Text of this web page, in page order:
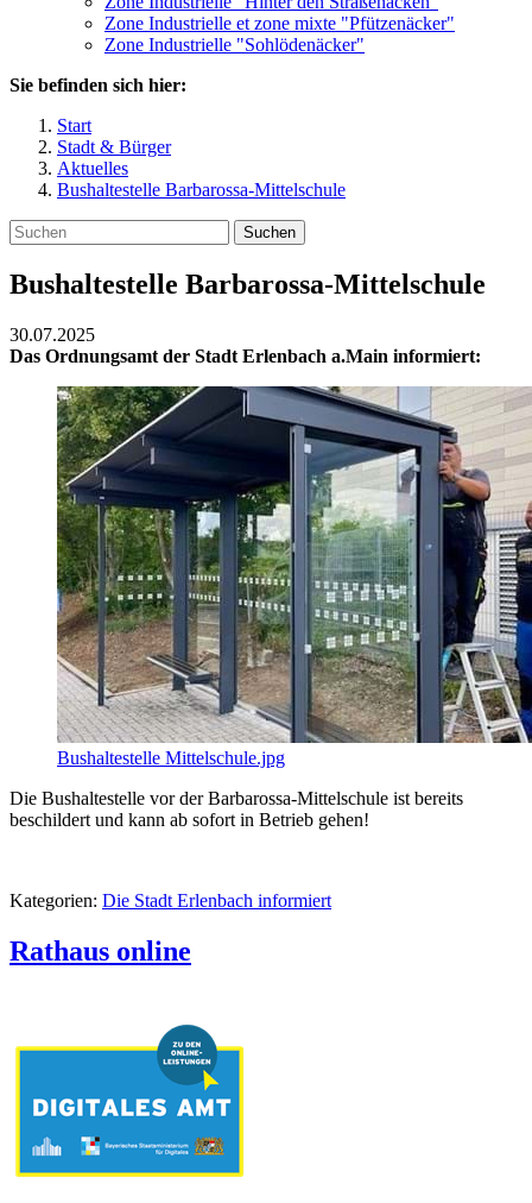
Zone Industrielle et zone mixte "Pfützenäcker"
Zone Industrielle "Sohlödenäcker"
Sie befinden sich hier:
Start
Stadt & Bürger
Aktuelles
Bushaltestelle Barbarossa-Mittelschule
Suchen
Bushaltestelle Barbarossa-Mittelschule
30.07.2025
Das Ordnungsamt der Stadt Erlenbach a.Main informiert:
Bushaltestelle Mittelschule.jpg
Die Bushaltestelle vor der Barbarossa-Mittelschule ist bereits
beschildert und kann ab sofort in Betrieb gehen!
Kategorien: Die Stadt Erlenbach informiert
Rathaus online